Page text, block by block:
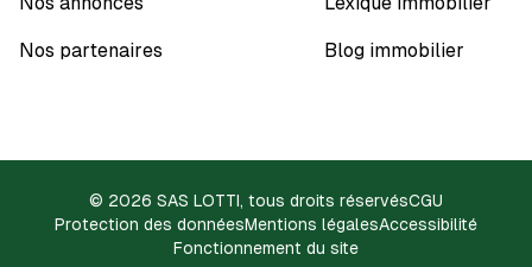
Nos partenaires Blog immobilier
© 2026 SAS LOTTI, tous droits réservésCGU
Protection des donnéesMentions légalesAccessibilité
Fonctionnement du site